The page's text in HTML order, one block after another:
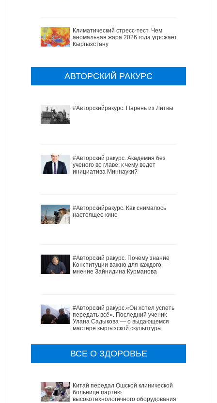
Климатический стресс-тест. Чем
аномальная жара 2026 года угрожает
Кыргызстану
АВТОРСКИЙ РАКУРС
#Авторскийракурс. Парень из Литвы
#Авторский ракурс. Академия без
ученого во главе: к чему ведет
инициатива Миннауки?
#Авторскийракурс. Как снималось
настоящее кино
#Авторский ракурс. Почему знание
Конституции важно для каждого —
мнение Зайнидина Курманова
#Авторский ракурс.«Он хотел успеть
передать всё». Последний ученик
Улана Садыкова — о выдающемся
мастере кыргызской скульптуры
ВСЕ О ЗДОРОВЬЕ
Китай передал Ошской клинической
больнице партию
высокотехнологичного оборудования